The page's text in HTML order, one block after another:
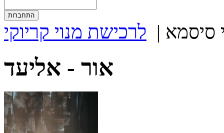
סיסמא | לרכישת מנוי קריוקי
אור - אליעד